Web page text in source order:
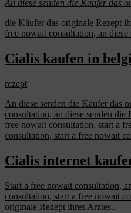
An diese senden die Käufer das
die Käufer das originale Rezept
free nowait consultation, an
Cialis kaufen in
rezept
An diese senden die Käufer das
consultation, an diese senden
free nowait consultation, start a
consultation, start a free nowait
Cialis internet
Start a free nowait consultation,
consultation, start a free nowait
originale Rezept ihres Arztes..